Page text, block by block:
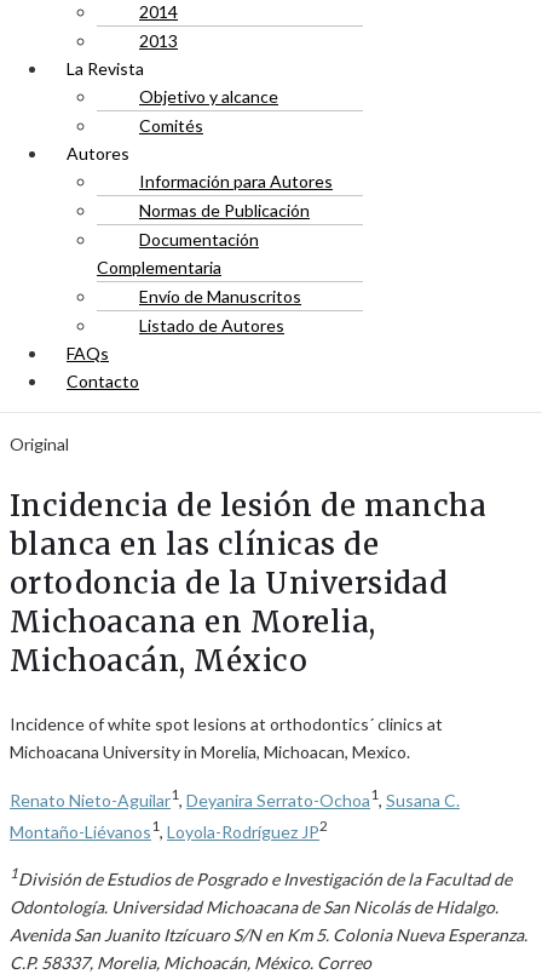
2014
2013
La Revista
Objetivo y alcance
Comités
Autores
Información para Autores
Normas de Publicación
Documentación
Complementaria
Envío de Manuscritos
Listado de Autores
FAQs
Contacto
Original
Incidencia de lesión de mancha
blanca en las clínicas de
ortodoncia de la Universidad
Michoacana en Morelia,
Michoacán, México
Incidence of white spot lesions at orthodontics´ clinics at
Michoacana University in Morelia, Michoacan, Mexico.
Renato Nieto-Aguilar1, Deyanira Serrato-Ochoa1, Susana C.
Montaño-Liévanos1 Loyola-Rodríguez JP2
1División de Estudios de Posgrado e Investigación de la Facultad de
Odontología. Universidad Michoacana de San Nicolás de Hidalgo.
Avenida San Juanito Itzícuaro S/N en Km 5. Colonia Nueva Esperanza.
C.P. 58337, Morelia, Michoacán, México. Correo